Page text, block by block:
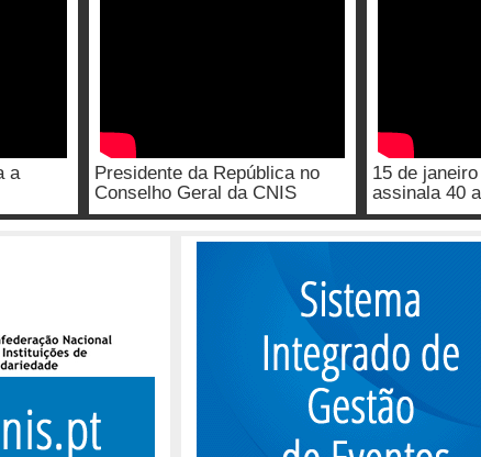
a
Presidente da República no
Conselho Geral da CNIS
15 de
assinala 40